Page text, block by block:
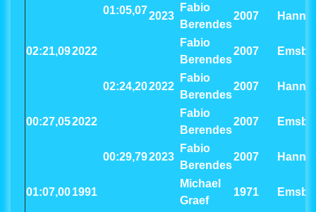
01:05,072023
Fabio
Berendes
2007
02:21,092022
Fabio
Berendes
2007
02:24,202022
Fabio
Berendes
2007
00:27,052022
Fabio
Berendes
2007
00:29,792023
Fabio
Berendes
2007
01:07,001991
Michael
Graef
1971